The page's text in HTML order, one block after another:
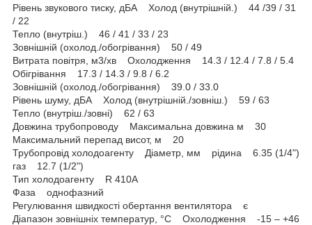
Рівень звукового тиску, дБА Холод (внутрішній.) 44 /39 / 31
/ 22
Тепло (внутріш.) 46 / 41 / 33 / 23
Зовнішній (охолод./обогрівання) 50 / 49
Витрата повітря, м3/хв Охолодження 14.3 / 12.4 / 7.8 / 5.4
Обігрівання 17.3 / 14.3 / 9.8 / 6.2
Зовнішній (охолод./обогрівання) 39.0 / 33.0
Рівень шуму, дБА Холод (внутрішній./зовніш.) 59 / 63
Тепло (внутріш./зовні) 62 / 63
Довжина трубопроводу Максимальна довжина м 30
Максимальний перепад висот, м 20
Трубопровід холодоагенту Діаметр, мм рідина 6.35 (1/4")
газ 12.7 (1/2")
Тип холодоагенту R 410А
Фаза однофазний
Регулювання швидкості обертання вентилятора є
Діапазон зовнішніх температур, °C Охолодження -15 – +46